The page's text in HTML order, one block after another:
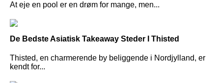
At eje en pool er en drøm for mange, men...
De Bedste Asiatisk Takeaway Steder I Thisted
Thisted, en charmerende by beliggende i Nordjylland, er
kendt for...